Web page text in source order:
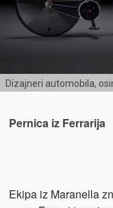
Dizajneri automobila,
Pernica iz Ferrarija
Ekipa iz Maranella